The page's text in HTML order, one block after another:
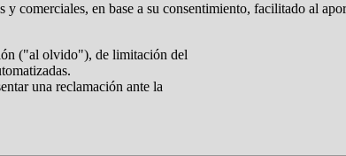
comerciales, en base a su consentimiento, facilitado al
("al olvido"), de limitación del
una reclamación ante la